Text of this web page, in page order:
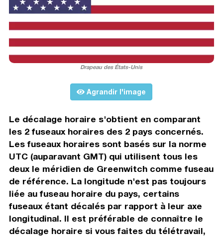
Drapeau des États-Unis
Agrandir l'image
Le décalage horaire s'obtient en comparant
les 2 fuseaux horaires des 2 pays concernés.
Les fuseaux horaires sont basés sur la norme
UTC (auparavant GMT) qui utilisent tous les
deux le méridien de Greenwitch comme fuseau
de référence. La longitude n'est pas toujours
liée au fuseau horaire du pays, certains
fuseaux étant décalés par rapport à leur axe
longitudinal. Il est préférable de connaître le
décalage horaire si vous faites du télétravail,